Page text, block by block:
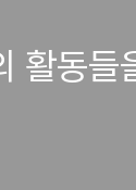
활동들